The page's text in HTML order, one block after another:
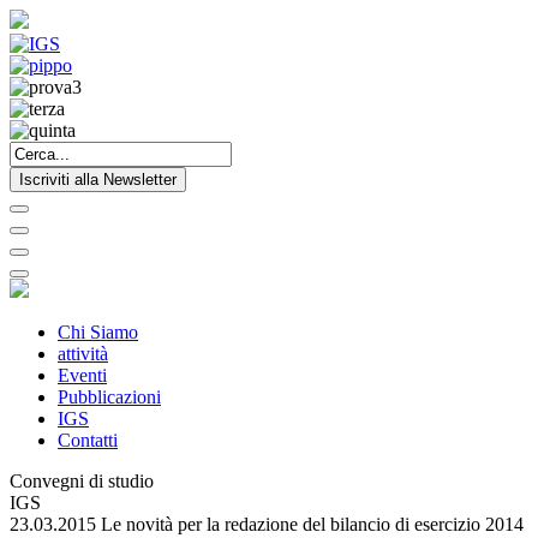
Iscriviti alla Newsletter
Chi Siamo
attività
Eventi
Pubblicazioni
IGS
Contatti
Convegni di studio
IGS
23.03.2015 Le novità per la redazione del bilancio di esercizio 2014